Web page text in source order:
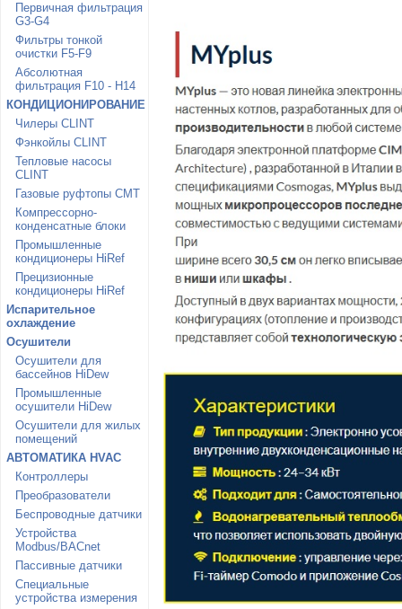
Первичная фильтрация
G3-G4
Фильтры тонкой
очистки F5-F9
Абсолютная
фильтрация F10 - H14
КОНДИЦИОНИРОВАНИЕ
Чилеры CLINT
Фэнкойлы CLINT
Тепловые насосы
CLINT
Газовые руфтопы CMT
Компрессорно-
конденсатные блоки
Промышленные
кондиционеры HiRef
Прецизионные
кондиционеры HiRef
Испарительное
охлаждение
Осушители
Осушители для
бассейнов HiDew
Промышленные
осушители HiDew
Осушители для жилых
помещений
АВТОМАТИКА HVAC
Контроллеры
Преобразователи
Беспроводные датчики
Устройства
Modbus/BACnet
Пассивные датчики
Специальные
устройства измерения